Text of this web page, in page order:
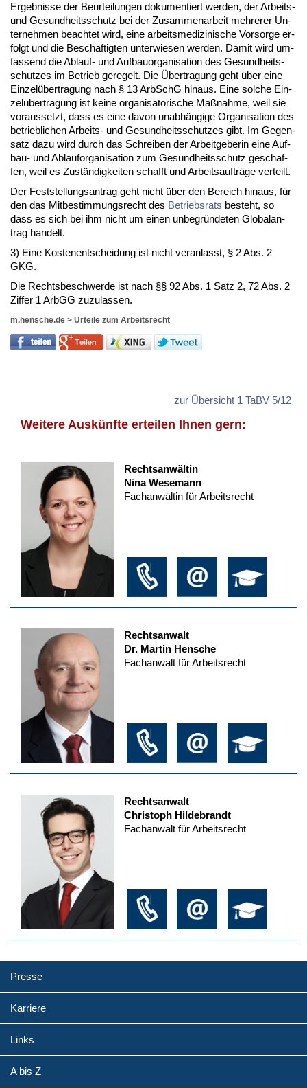
Er­geb­nis­se der Be­ur­tei­lun­gen do­ku­men­tiert wer­den, der Ar­beits-
und Ge­sund­heits­schutz bei der Zu­sam­men­ar­beit meh­re­rer Un­
ter­neh­men be­ach­tet wird, ei­ne ar­beits­me­di­zi­ni­sche Vor­sor­ge er­
folgt und die Beschäftig­ten un­ter­wie­sen wer­den. Da­mit wird um­
fas­send die Ab­lauf- und Auf­bau­or­ga­ni­sa­ti­on des Ge­sund­heits­
schut­zes im Be­trieb ge­re­gelt. Die Über­tra­gung geht über ei­ne
Ein­zelüber­tra­gung nach § 13 Ar­bSchG hin­aus. Ei­ne sol­che Ein­
zelüber­tra­gung ist kei­ne or­ga­ni­sa­to­ri­sche Maßnah­me, weil sie
vor­aus­setzt, dass es ei­ne da­von un­abhängi­ge Or­ga­ni­sa­ti­on des
be­trieb­li­chen Ar­beits- und Ge­sund­heits­schut­zes gibt. Im Ge­gen­
satz da­zu wird durch das Schrei­ben der Ar­beit­ge­be­rin ei­ne Auf­
bau- und Ab­lauf­or­ga­ni­sa­ti­on zum Ge­sund­heits­schutz ge­schaf­
fen, weil es Zuständig­kei­ten schafft und Ar­beits­aufträge ver­teilt.
Der Fest­stel­lungs­an­trag geht nicht über den Be­reich hin­aus, für
den das Mit­be­stim­mungs­recht des Be­triebs­rats be­steht, so
dass es sich bei ihm nicht um ei­nen un­be­gründe­ten Glo­balan­
trag han­delt.
3) Ei­ne Kos­ten­ent­schei­dung ist nicht ver­an­lasst, § 2 Abs. 2
GKG.
Die Rechts­be­schwer­de ist nach §§ 92 Abs. 1 Satz 2, 72 Abs. 2
Zif­fer 1 ArbGG zu­zu­las­sen.
m.hensche.de > Urteile zum Arbeitsrecht
zur Übersicht 1 TaBV 5/12
Weitere Auskünfte erteilen Ihnen gern:
Rechtsanwältin
Nina Wesemann
Fachanwältin für Arbeitsrecht
Rechtsanwalt
Dr. Martin Hensche
Fachanwalt für Arbeitsrecht
Rechtsanwalt
Christoph Hildebrandt
Fachanwalt für Arbeitsrecht
Presse
Karriere
Links
A bis Z